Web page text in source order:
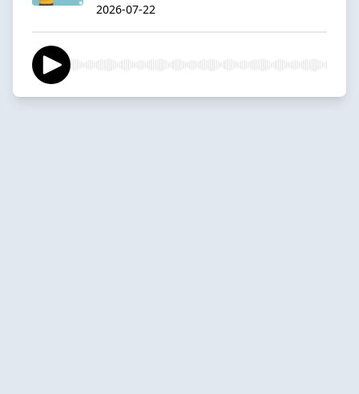
2026-07-22